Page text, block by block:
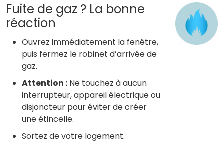
Fuite de gaz ? La bonne
réaction
Ouvrez immédiatement la fenêtre,
puis fermez le robinet d’arrivée de
gaz.
Attention : Ne touchez à aucun
interrupteur, appareil électrique ou
disjoncteur pour éviter de créer
une étincelle.
Sortez de votre logement.